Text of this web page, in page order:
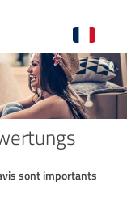
sont importants